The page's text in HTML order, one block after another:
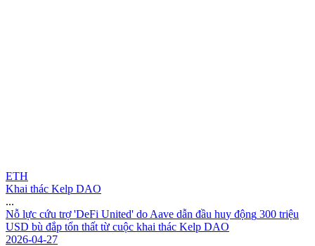
ETH
Khai thác Kelp DAO
...
Nỗ lực cứu trợ 'DeFi United' do Aave dẫn đầu huy động 300 triệu
USD bù đắp tổn thất từ cuộc khai thác Kelp DAO
2026-04-27